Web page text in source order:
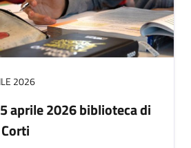
2026
aprile 2026 biblioteca di